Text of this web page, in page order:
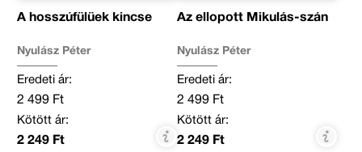
A hosszúfülüek kincse
Nyulász Péter
Eredeti ár:
2 499 Ft
Kötött ár:
2 249 Ft
Az ellopott Mikulás-szán
Nyulász Péter
Eredeti ár:
2 499 Ft
Kötött ár:
2 249 Ft